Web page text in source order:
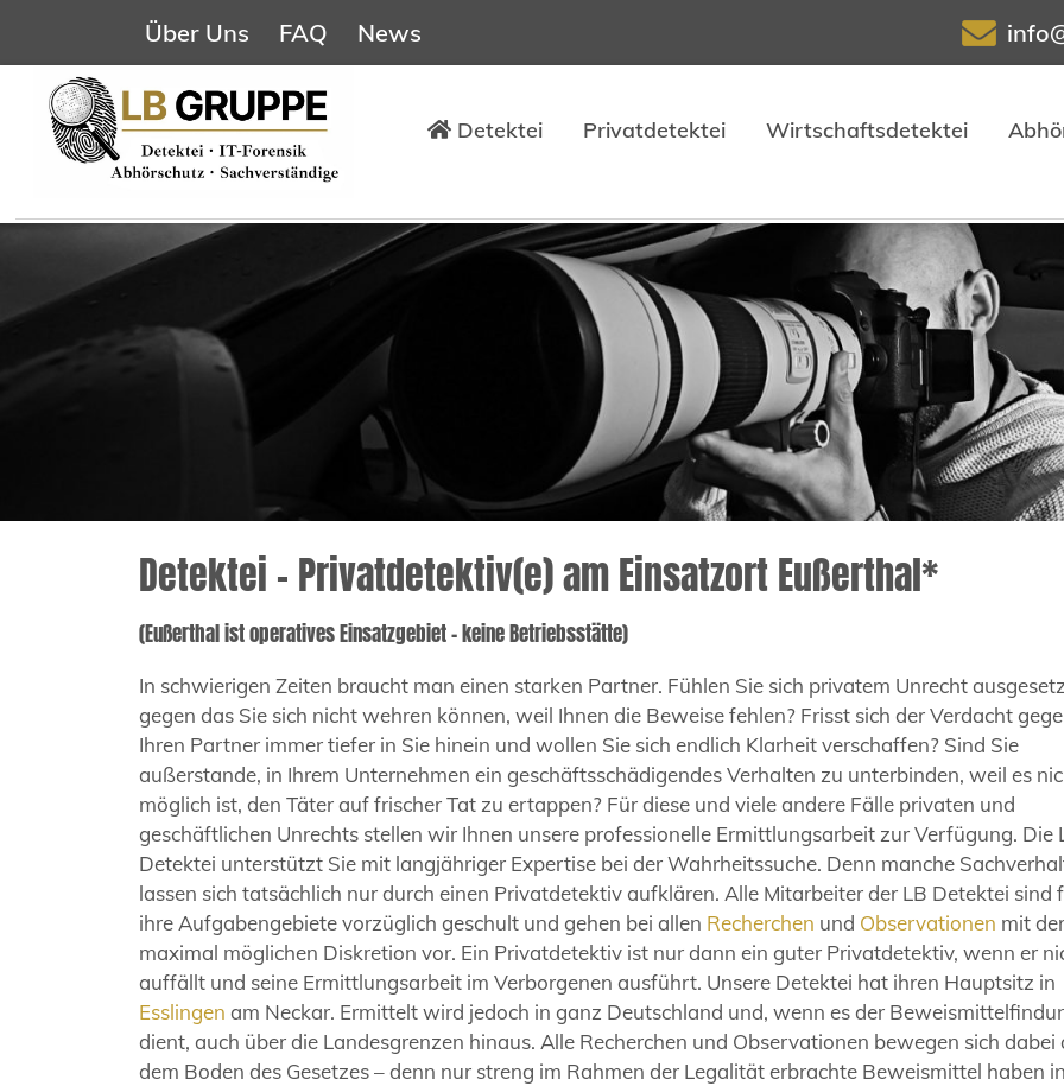
Über Uns FAQ News
Detektei Privatdetektei Wirtschaftsdetektei
Detektei – Privatdetektiv(e) am Einsatzort Eußerthal*
(Eußerthal ist operatives Einsatzgebiet – keine Betriebsstätte)
In schwierigen Zeiten braucht man einen starken Partner. Fühlen Sie sich privatem Unrecht
gegen das Sie sich nicht wehren können, weil Ihnen die Beweise fehlen? Frisst sich der Verdacht
Ihren Partner immer tiefer in Sie hinein und wollen Sie sich endlich Klarheit verschaffen? Sind Sie
außerstande, in Ihrem Unternehmen ein geschäftsschädigendes Verhalten zu unterbinden, weil es
möglich ist, den Täter auf frischer Tat zu ertappen? Für diese und viele andere Fälle privaten und
geschäftlichen Unrechts stellen wir Ihnen unsere professionelle Ermittlungsarbeit zur Verfügung. Die
Detektei unterstützt Sie mit langjähriger Expertise bei der Wahrheitssuche. Denn manche
lassen sich tatsächlich nur durch einen Privatdetektiv aufklären. Alle Mitarbeiter der LB Detektei sind
ihre Aufgabengebiete vorzüglich geschult und gehen bei allen Recherchen und Observationen mit der
maximal möglichen Diskretion vor. Ein Privatdetektiv ist nur dann ein guter Privatdetektiv, wenn er
auffällt und seine Ermittlungsarbeit im Verborgenen ausführt. Unsere Detektei hat ihren Hauptsitz in
Esslingen am Neckar. Ermittelt wird jedoch in ganz Deutschland und, wenn es der
dient, auch über die Landesgrenzen hinaus. Alle Recherchen und Observationen bewegen sich dabei
dem Boden des Gesetzes – denn nur streng im Rahmen der Legalität erbrachte Beweismittel haben in